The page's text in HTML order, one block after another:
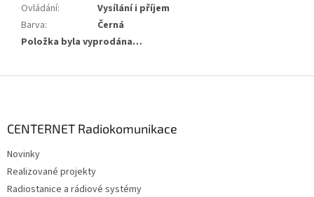
Ovládání:
Vysílání i příjem
Barva:
Černá
Položka byla vyprodána…
CENTERNET Radiokomunikace
Novinky
Realizované projekty
Radiostanice a rádiové systémy